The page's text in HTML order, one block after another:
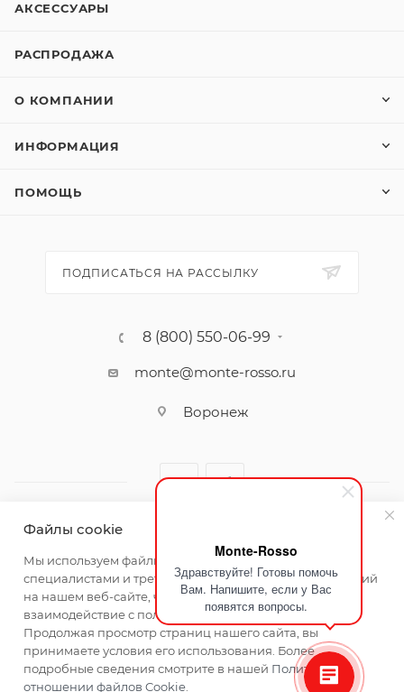
Monte-Rosso
Здравствуйте! Готовы помочь
Вам. Напишите, если у Вас
появятся вопросы.
АКСЕССУАРЫ
РАСПРОДАЖА
О КОМПАНИИ
ИНФОРМАЦИЯ
ПОМОЩЬ
ПОДПИСАТЬСЯ НА РАССЫЛКУ
8 (800) 550-06-99
monte@monte-rosso.ru
Воронеж
2026 ©Monte Rosso - магазины обуви и аксессуаров для
женщин
Файлы cookie
Мы используем файлы cookie, разработанные нашими
специалистами и третьими лицами, для анализа событий
на нашем веб-сайте, что позволяет нам улучшать
взаимодействие с пользователями и обслуживание.
Продолжая просмотр страниц нашего сайта, вы
принимаете условия его использования. Более
подробные сведения смотрите в нашей Политике в
отношении файлов Cookie